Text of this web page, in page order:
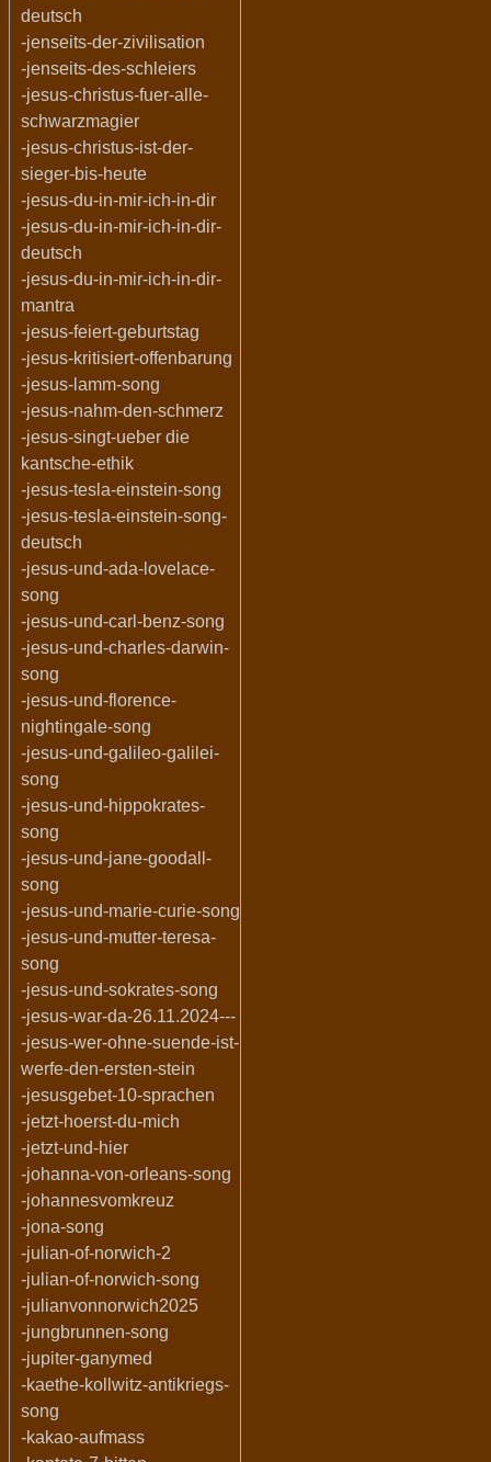
deutsch
-jenseits-der-zivilisation
-jenseits-des-schleiers
-jesus-christus-fuer-alle-
schwarzmagier
-jesus-christus-ist-der-
sieger-bis-heute
-jesus-du-in-mir-ich-in-dir
-jesus-du-in-mir-ich-in-dir-
deutsch
-jesus-du-in-mir-ich-in-dir-
mantra
-jesus-feiert-geburtstag
-jesus-kritisiert-offenbarung
-jesus-lamm-song
-jesus-nahm-den-schmerz
-jesus-singt-ueber die
kantsche-ethik
-jesus-tesla-einstein-song
-jesus-tesla-einstein-song-
deutsch
-jesus-und-ada-lovelace-
song
-jesus-und-carl-benz-song
-jesus-und-charles-darwin-
song
-jesus-und-florence-
nightingale-song
-jesus-und-galileo-galilei-
song
-jesus-und-hippokrates-
song
-jesus-und-jane-goodall-
song
-jesus-und-marie-curie-song
-jesus-und-mutter-teresa-
song
-jesus-und-sokrates-song
-jesus-war-da-26.11.2024---
-jesus-wer-ohne-suende-ist-
werfe-den-ersten-stein
-jesusgebet-10-sprachen
-jetzt-hoerst-du-mich
-jetzt-und-hier
-johanna-von-orleans-song
-johannesvomkreuz
-jona-song
-julian-of-norwich-2
-julian-of-norwich-song
-julianvonnorwich2025
-jungbrunnen-song
-jupiter-ganymed
-kaethe-kollwitz-antikriegs-
song
-kakao-aufmass